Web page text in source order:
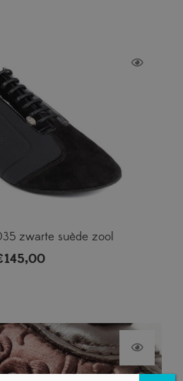
zwarte suède zool
145,00